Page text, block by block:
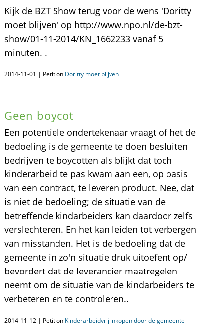
Kijk de BZT Show terug voor de wens 'Doritty
moet blijven' op http://www.npo.nl/de-bzt-
show/01-11-2014/KN_1662233 vanaf 5
minuten. .
2014-11-01 | Petition Doritty moet blijven
Geen boycot
Een potentiele ondertekenaar vraagt of het de
bedoeling is de gemeente te doen besluiten
bedrijven te boycotten als blijkt dat toch
kinderarbeid te pas kwam aan een, op basis
van een contract, te leveren product. Nee, dat
is niet de bedoeling; de situatie van de
betreffende kindarbeiders kan daardoor zelfs
verslechteren. En het kan leiden tot verbergen
van misstanden. Het is de bedoeling dat de
gemeente in zo'n situatie druk uitoefent op/
bevordert dat de leverancier maatregelen
neemt om de situatie van de kindarbeiders te
verbeteren en te controleren..
2014-11-12 | Petition Kinderarbeidvrij inkopen door de gemeente